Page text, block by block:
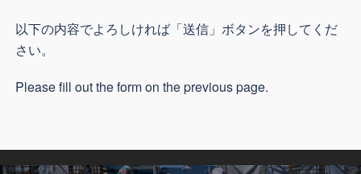
以下の内容でよろしければ「送信」ボタンを押してくだ
さい。
Please fill out the form on the previous page.